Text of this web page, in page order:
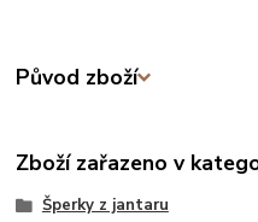
Původ zboží
Zboží zařazeno v
Šperky z jantaru